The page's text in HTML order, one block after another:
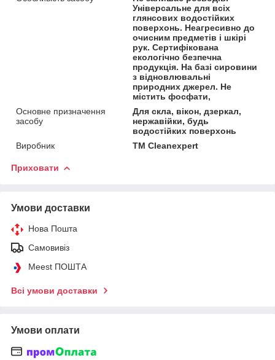
Універсальне для всіх
глянсових водостійких
поверхонь. Неагресивно до
очисним предметів і шкірі
рук. Сертифікована
екологічно безпечна
продукція. На базі сировини
з відновлювальні
природних джерел. Не
містить фосфати,
Основне призначення
засобу
Для скла, вікон, дзеркал,
нержавійки, будь
водостійких поверхонь
Виробник
TM Cleanexpert
Приховати
Умови доставки
Нова Пошта
Самовивіз
Meest ПОШТА
Всі умови доставки
Умови оплати